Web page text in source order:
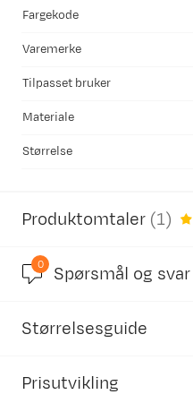
Fargekode
Varemerke
Tilpasset bruker
Materiale
Størrelse
Produktomtaler (1)
5.0
0 Spørsmål og svar
Størrelsesguide
Darn Tough sokker
Prisutvikling